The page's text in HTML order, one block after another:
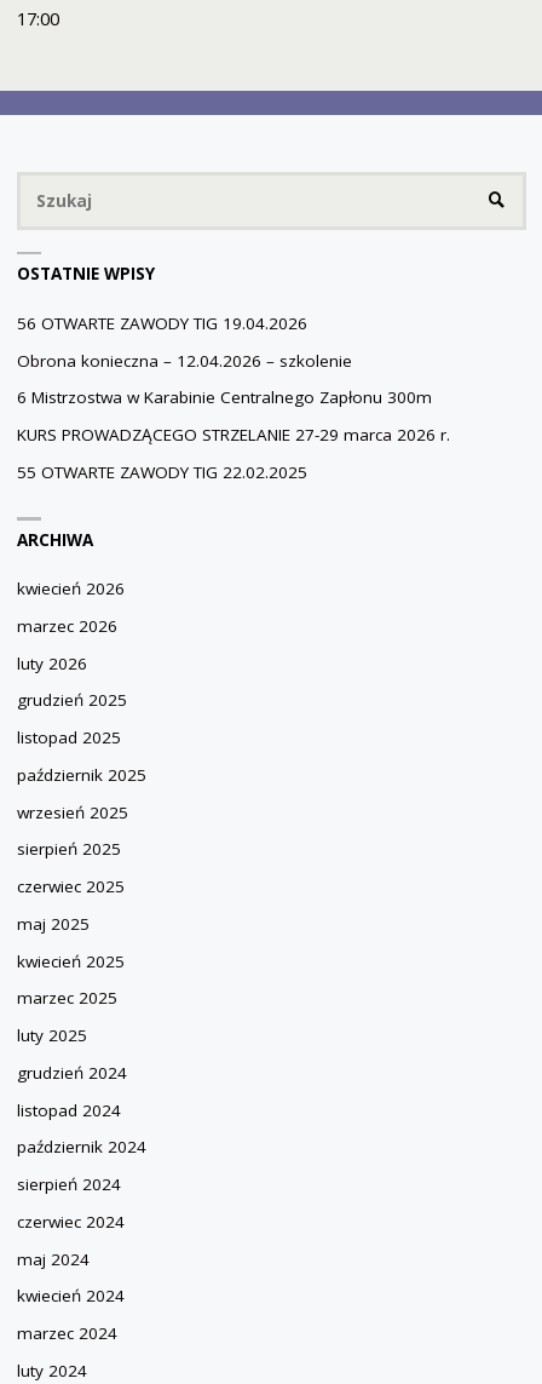
17:00
OSTATNIE WPISY
56 OTWARTE ZAWODY TIG 19.04.2026
Obrona konieczna – 12.04.2026 – szkolenie
6 Mistrzostwa w Karabinie Centralnego Zapłonu 300m
KURS PROWADZĄCEGO STRZELANIE 27-29 marca 2026 r.
55 OTWARTE ZAWODY TIG 22.02.2025
ARCHIWA
kwiecień 2026
marzec 2026
luty 2026
grudzień 2025
listopad 2025
październik 2025
wrzesień 2025
sierpień 2025
czerwiec 2025
maj 2025
kwiecień 2025
marzec 2025
luty 2025
grudzień 2024
listopad 2024
październik 2024
sierpień 2024
czerwiec 2024
maj 2024
kwiecień 2024
marzec 2024
luty 2024